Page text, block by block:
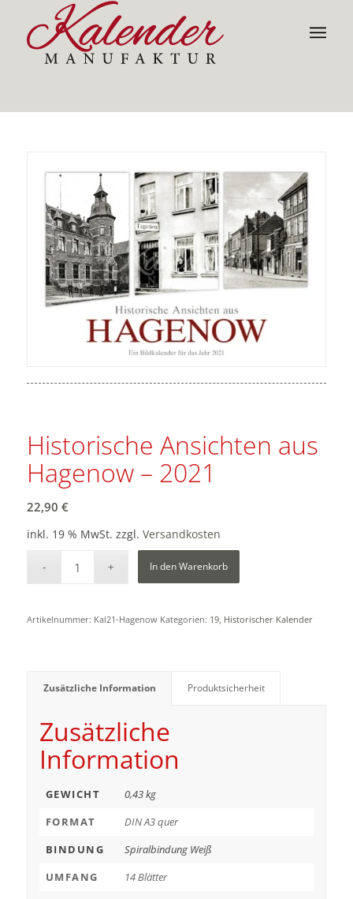
Historische Ansichten aus
Hagenow – 2021
22,90 €
inkl. 19 % MwSt. zzgl. Versandkosten
In den Warenkorb
Artikelnummer: Kal21-Hagenow Kategorien: 19, Historischer Kalender
Zusätzliche Information Produktsicherheit
Zusätzliche
Information
GEWICHT
0,43 kg
FORMAT
DIN A3 quer
BINDUNG
Spiralbindung Weiß
UMFANG
14 Blätter